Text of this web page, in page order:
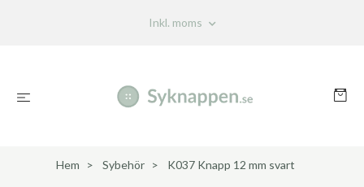
Inkl. moms
Hem Sybehör K037 Knapp 12 mm svart